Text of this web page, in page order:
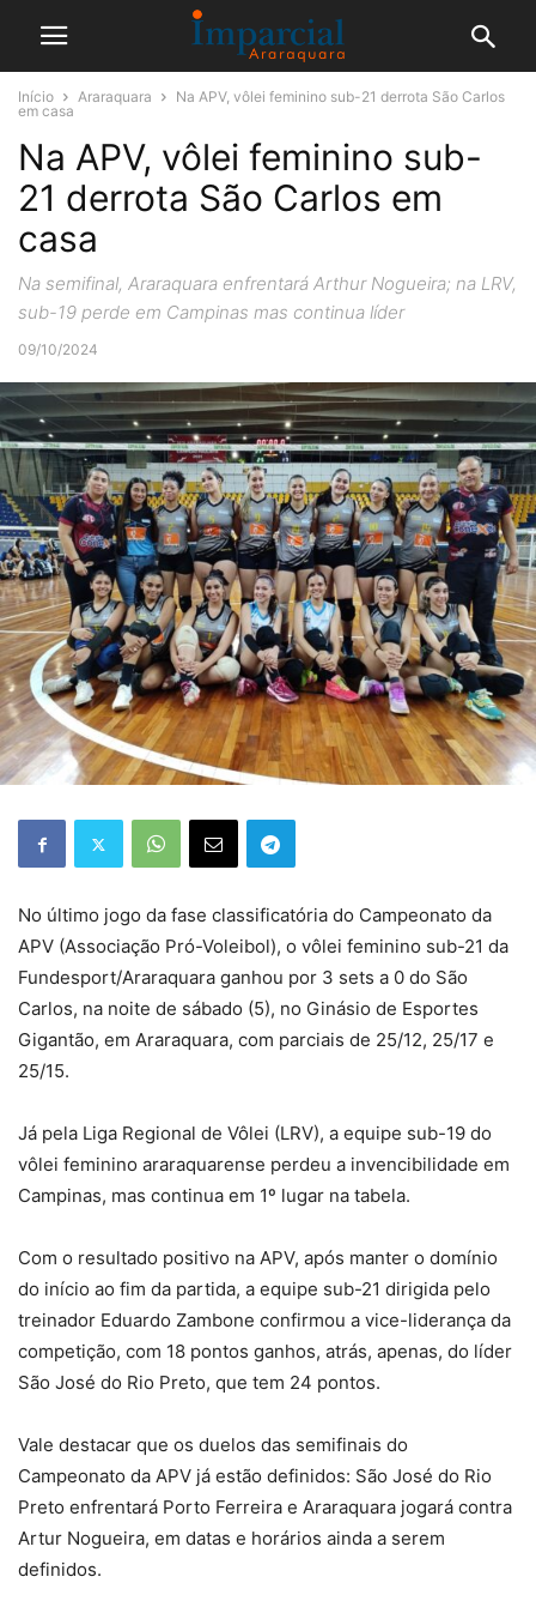
Início Araraquara
Na APV, vôlei feminino sub-21 derrota São Carlos
em casa
Na APV, vôlei feminino sub-
21 derrota São Carlos em
casa
Na semifinal, Araraquara enfrentará Arthur Nogueira; na LRV,
sub-19 perde em Campinas mas continua líder
09/10/2024
No último jogo da fase classificatória do Campeonato da
APV (Associação Pró-Voleibol), o vôlei feminino sub-21 da
Fundesport/Araraquara ganhou por 3 sets a 0 do São
Carlos, na noite de sábado (5), no Ginásio de Esportes
Gigantão, em Araraquara, com parciais de 25/12, 25/17 e
25/15.
Já pela Liga Regional de Vôlei (LRV), a equipe sub-19 do
vôlei feminino araraquarense perdeu a invencibilidade em
Campinas, mas continua em 1º lugar na tabela.
Com o resultado positivo na APV, após manter o domínio
do início ao fim da partida, a equipe sub-21 dirigida pelo
treinador Eduardo Zambone confirmou a vice-liderança da
competição, com 18 pontos ganhos, atrás, apenas, do líder
São José do Rio Preto, que tem 24 pontos.
Vale destacar que os duelos das semifinais do
Campeonato da APV já estão definidos: São José do Rio
Preto enfrentará Porto Ferreira e Araraquara jogará contra
Artur Nogueira, em datas e horários ainda a serem
definidos.